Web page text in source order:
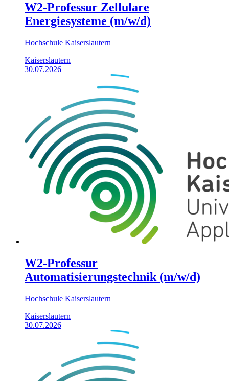
W2-Professur Zellulare
Energiesysteme (m/w/d)
Hochschule Kaiserslautern
Kaiserslautern
30.07.2026
W2-Professur
Automatisierungstechnik (m/w/d)
Hochschule Kaiserslautern
Kaiserslautern
30.07.2026